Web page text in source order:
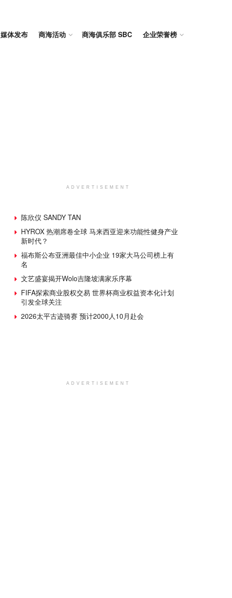
媒体发布 商海活动 商海俱乐部 SBC 企业荣誉榜
ADVERTISEMENT
陈欣仪 SANDY TAN
HYROX 热潮席卷全球 马来西亚迎来功能性健身产业
新时代？
福布斯公布亚洲最佳中小企业 19家大马公司榜上有
名
文艺盛宴揭开Wolo吉隆坡满家乐序幕
FIFA探索商业股权交易 世界杯商业权益资本化计划
引发全球关注
2026太平古迹骑赛 预计2000人10月赴会
ADVERTISEMENT